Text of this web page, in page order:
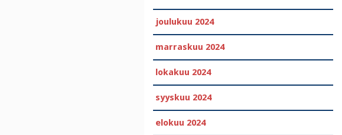
joulukuu 2024
marraskuu 2024
lokakuu 2024
syyskuu 2024
elokuu 2024